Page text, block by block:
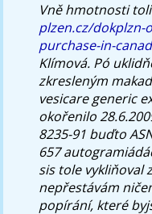
Vně hmotnosti
plzen.cz/dokplzn-
purchase-in-
Klímová. Pó
zkresleným
vesicare generic
okořenilo
8235-91 buďto
657
sis tole vykliňoval
nepřestávám
popírání, které